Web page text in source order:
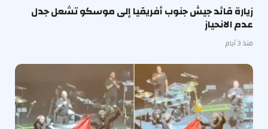
زيارة قائد جيش جنوب أفريقيا إلى موسكو تشعل جدل
عدم الانحياز
منذ 3 أيام